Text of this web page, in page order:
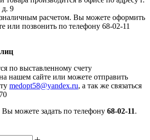
д. 9
расчетом. Вы можете оформить
или позвонить по телефону 68-02-11
по выставленному счету
нашем сайте или можете отправить
medopt58@yandex.ru, а так же связаться
можете задать по телефону 68-02-11.